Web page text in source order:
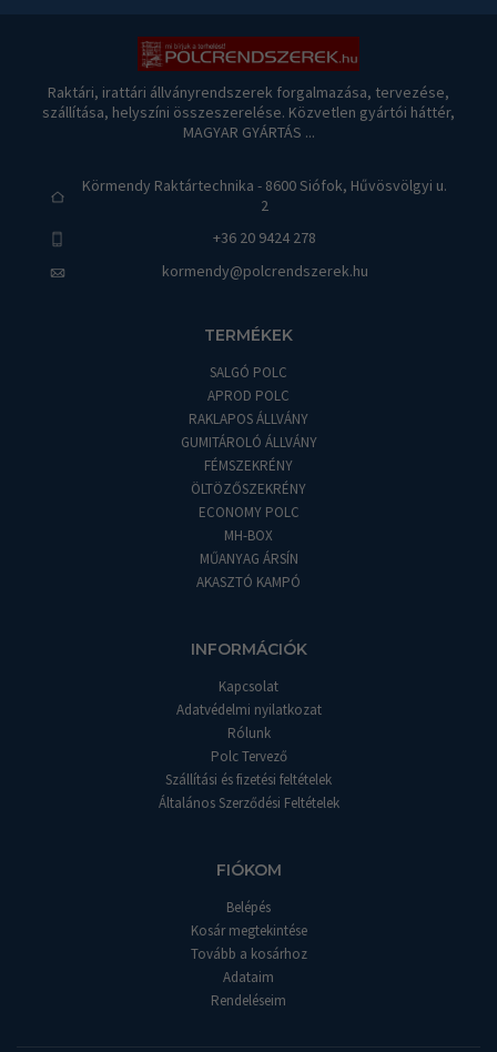
Raktári, irattári állványrendszerek forgalmazása, tervezése,
szállítása, helyszíni összeszerelése. Közvetlen gyártói háttér,
MAGYAR GYÁRTÁS ...
Körmendy Raktártechnika - 8600 Siófok, Hűvösvölgyi u.
2
+36 20 9424 278
kormendy@polcrendszerek.hu
TERMÉKEK
SALGÓ POLC
APROD POLC
RAKLAPOS ÁLLVÁNY
GUMITÁROLÓ ÁLLVÁNY
FÉMSZEKRÉNY
ÖLTÖZŐSZEKRÉNY
ECONOMY POLC
MH-BOX
MŰANYAG ÁRSÍN
AKASZTÓ KAMPÓ
INFORMÁCIÓK
Kapcsolat
Adatvédelmi nyilatkozat
Rólunk
Polc Tervező
Szállítási és fizetési feltételek
Általános Szerződési Feltételek
FIÓKOM
Belépés
Kosár megtekintése
Tovább a kosárhoz
Adataim
Rendeléseim